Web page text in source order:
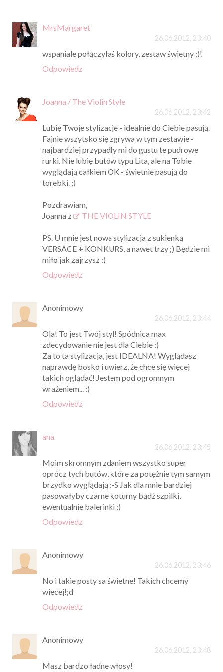
MrsMargaret
26.06.2012, 23:40
wspaniale połączyłaś kolory, zestaw świetny :)!
Odpowiedz
Joanna / The Violin Style
26.06.2012, 23:42
Lubię Twoje stylizacje - idealnie do Ciebie pasują.
Fajnie wszytsko się zgrywa w tym zestawie -
najbardziej przypadły mi do gustu te pudrowe
rurki. Nie lubię butów typu Lita, ale na Tobie
wyglądają całkiem OK - świetnie pasują do
torebki. ;)
Pozdrawiam,
Joanna z
THE VIOLIN STYLE
PS. U mnie jest nowa stylizacja z sukienką
VERSACE + KONKURS, a nawet trzy ;) Będzie mi
miło jak zajrzysz :)
Odpowiedz
Anonimowy
26.06.2012, 23:44
Ola! To jest Twój styl! Spódnica max
zdecydowanie nie jest dla Ciebie :)
Za to ta stylizacja, jest IDEALNA! Wyglądasz
naprawdę bosko i uwierz, że chce się więcej
takich oglądać! Jestem pod ogromnym
wrażeniem... :)
Odpowiedz
ana
26.06.2012, 23:45
Moim skromnym zdaniem wszystko super
oprócz tych butów, które za potężnie tym samym
brzydko wyglądają :-S Jak dla mnie bardziej
pasowałyby czarne koturny bądź szpilki,
ewentualnie balerinki ;)
Odpowiedz
Anonimowy
26.06.2012, 23:46
No i takie posty sa świetne! Takich chcemy
wiecej!;d
Odpowiedz
Anonimowy
26.06.2012, 23:48
Masz bardzo ładne włosy!